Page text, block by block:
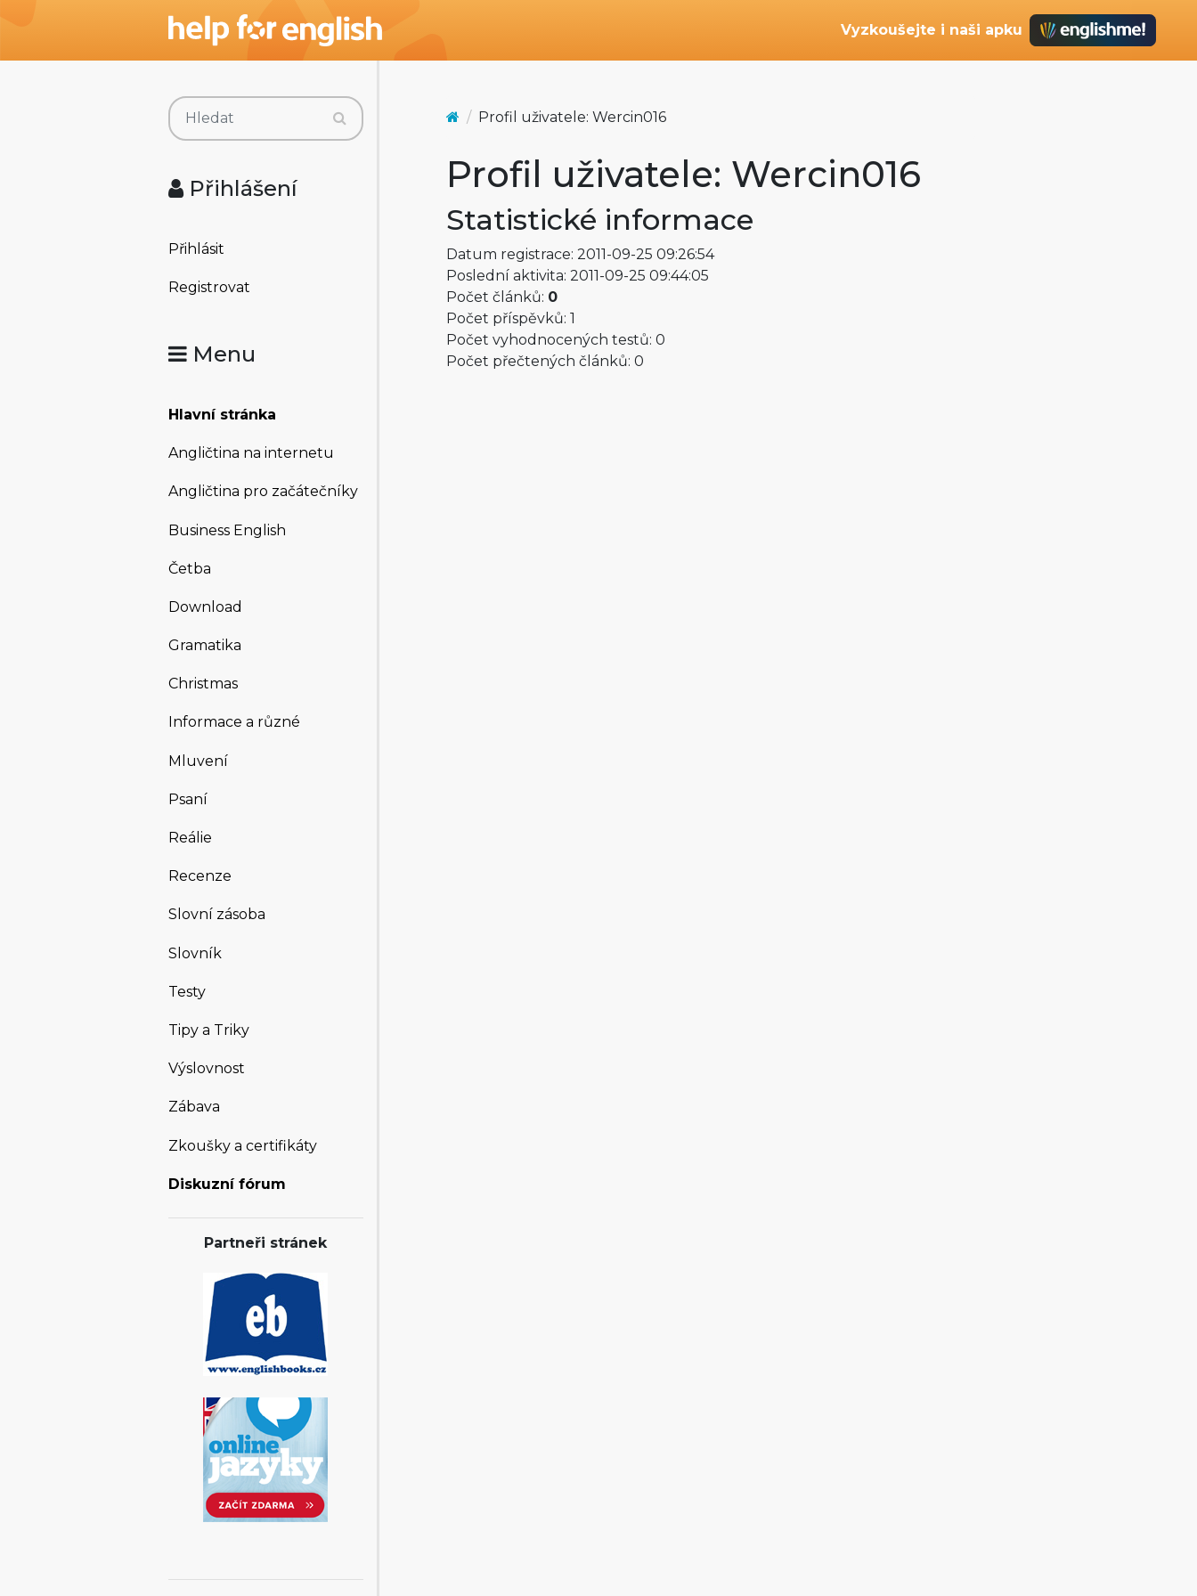
Vyzkoušejte i naši apku
Přihlášení
Přihlásit
Registrovat
Menu
Hlavní stránka
Angličtina na internetu
Angličtina pro začátečníky
Business English
Četba
Download
Gramatika
Christmas
Informace a různé
Mluvení
Psaní
Reálie
Recenze
Slovní zásoba
Slovník
Testy
Tipy a Triky
Výslovnost
Zábava
Zkoušky a certifikáty
Diskuzní fórum
Partneři stránek
Profil uživatele: Wercin016
Profil uživatele: Wercin016
Statistické informace
Datum registrace: 2011-09-25 09:26:54
Poslední aktivita: 2011-09-25 09:44:05
Počet článků: 0
Počet příspěvků: 1
Počet vyhodnocených testů: 0
Počet přečtených článků: 0